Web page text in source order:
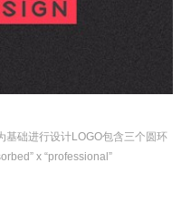
础进行设计LOGO包含三个圆环
x “professional”